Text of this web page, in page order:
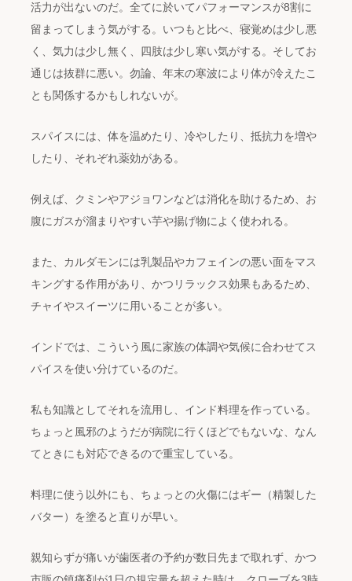
活力が出ないのだ。全てに於いてパフォーマンスが8割に
留まってしまう気がする。いつもと比べ、寝覚めは少し悪
く、気力は少し無く、四肢は少し寒い気がする。そしてお
通じは抜群に悪い。勿論、年末の寒波により体が冷えたこ
とも関係するかもしれないが。
スパイスには、体を温めたり、冷やしたり、抵抗力を増や
したり、それぞれ薬効がある。
例えば、クミンやアジョワンなどは消化を助けるため、お
腹にガスが溜まりやすい芋や揚げ物によく使われる。
また、カルダモンには乳製品やカフェインの悪い面をマス
キングする作用があり、かつリラックス効果もあるため、
チャイやスイーツに用いることが多い。
インドでは、こういう風に家族の体調や気候に合わせてス
パイスを使い分けているのだ。
私も知識としてそれを流用し、インド料理を作っている。
ちょっと風邪のようだが病院に行くほどでもないな、なん
てときにも対応できるので重宝している。
料理に使う以外にも、ちょっとの火傷にはギー（精製した
バター）を塗ると直りが早い。
親知らずが痛いが歯医者の予約が数日先まで取れず、かつ